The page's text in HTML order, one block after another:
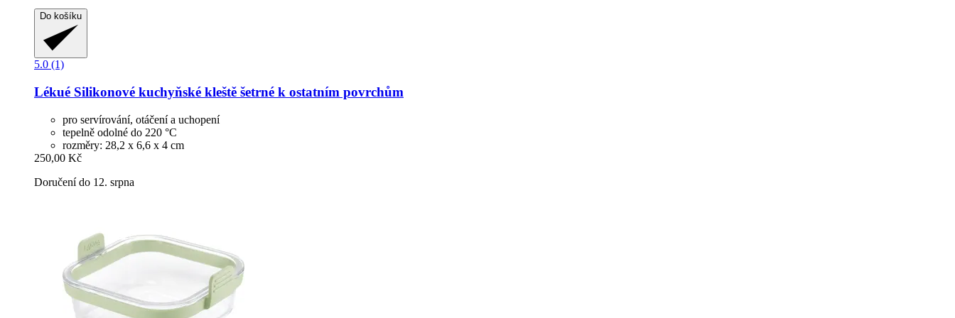
Do košíku
5.0 (1)
Lékué Silikonové kuchyňské kleště šetrné k ostatním povrchům
pro servírování, otáčení a uchopení
tepelně odolné do 220 °C
rozměry: 28,2 x 6,6 x 4 cm
250,00 Kč
Doručení do 12. srpna